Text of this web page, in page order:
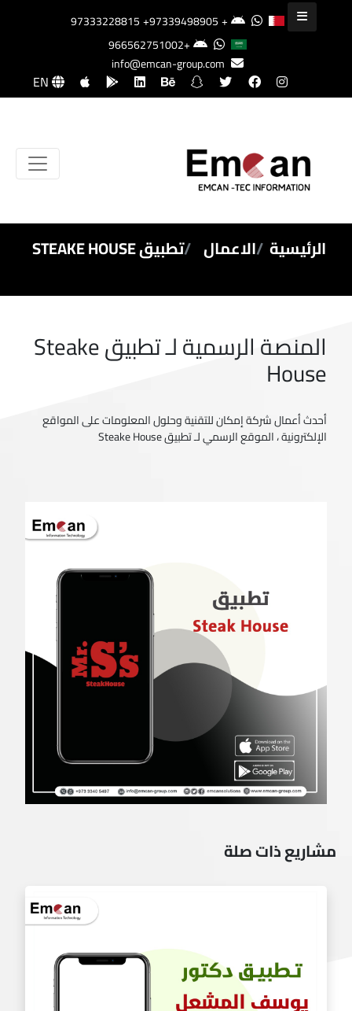
+97333228815
+97339498905
+966562751002
info@emcan-group.com
EN
الرئيسية الاعمال تطبيق STEAKE HOUSE
المنصة الرسمية لـ تطبيق Steake
House
أحدث أعمال شركة إمكان للتقنية وحلول المعلومات على المواقع
الإلكترونية ، الموقع الرسمي لـ تطبيق Steake House
مشاريع ذات صلة